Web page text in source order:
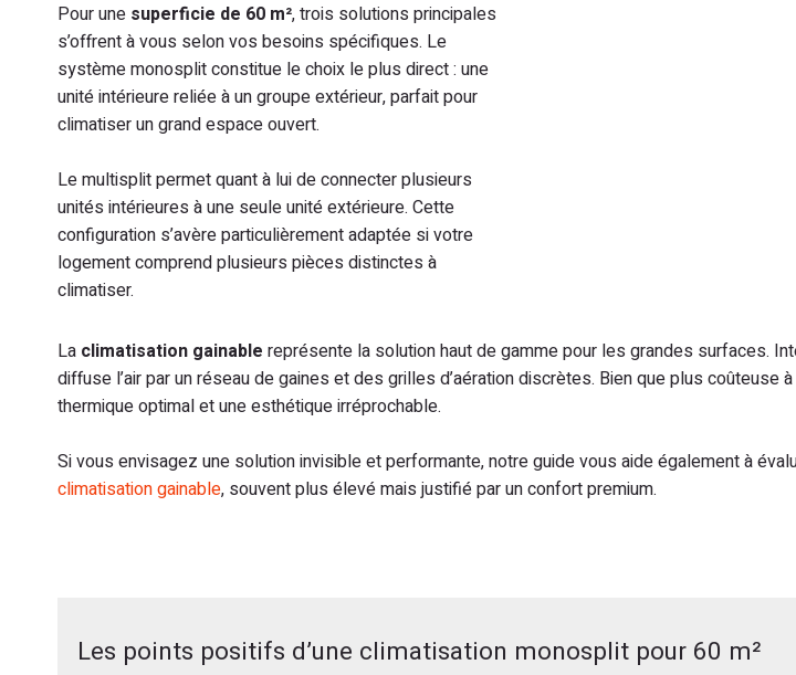
Pour une superficie de 60 m², trois solutions principales
s’offrent à vous selon vos besoins spécifiques. Le
système monosplit constitue le choix le plus direct : une
unité intérieure reliée à un groupe extérieur, parfait pour
climatiser un grand espace ouvert.
Le multisplit permet quant à lui de connecter plusieurs
unités intérieures à une seule unité extérieure. Cette
configuration s’avère particulièrement adaptée si votre
logement comprend plusieurs pièces distinctes à
climatiser.
La climatisation gainable représente la solution haut de gamme pour les grandes surfaces.
diffuse l’air par un réseau de gaines et des grilles d’aération discrètes. Bien que plus coûteuse
thermique optimal et une esthétique irréprochable.
Si vous envisagez une solution invisible et performante, notre guide vous aide également à
climatisation gainable, souvent plus élevé mais justifié par un confort premium.
Les points positifs d’une climatisation monosplit pour 60 m²